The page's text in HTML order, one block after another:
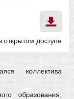
открытом доступе
коллектива
образования,